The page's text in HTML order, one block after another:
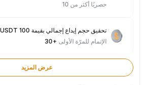
حصريًا أكثر من 10
تحقيق حجم إيداع إجمالي بقيمة 100 USDT فأكثر
الإتمام للمرّة الأولى+30
عرض المزيد